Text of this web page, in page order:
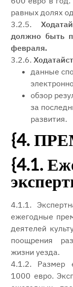
равных долях
3.2.5.
должно быть
февраля.
3.2.6.
данные
обзор
за
развития.
{4.
{4.1.
4.1.1.
ежегодные
деятелей
поощрения
жизни уезда.
4.1.2. Размер
1000 евро.